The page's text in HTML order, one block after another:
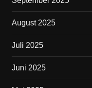
August 2025
Juli 2025
Juni 2025